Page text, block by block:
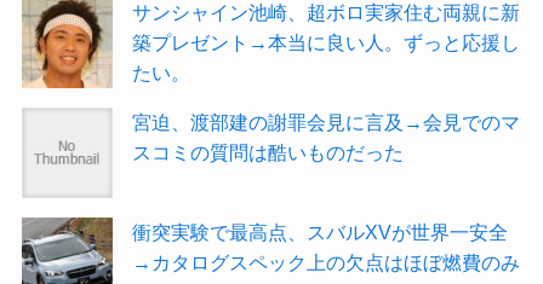
サンシャイン池崎、超ボロ実家住む両親に新
築プレゼント→本当に良い人。ずっと応援し
たい。
宮迫、渡部建の謝罪会見に言及→会見でのマ
スコミの質問は酷いものだった
衝突実験で最高点、スバルXVが世界一安全
→カタログスペック上の欠点はほぼ燃費のみ